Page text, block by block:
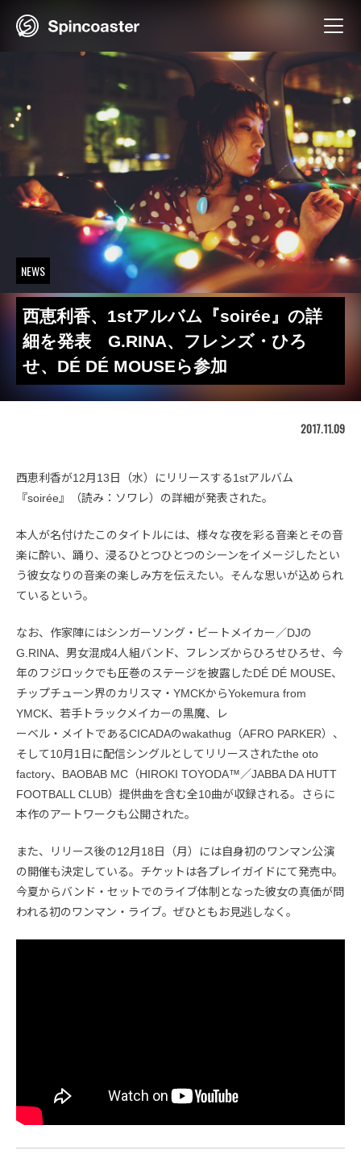
NEWS
西恵利香、1stアルバム『soirée』の詳
細を発表 G.RINA、フレンズ・ひろ
せ、DÉ DÉ MOUSEら参加
2017.11.09
西恵利香が12月13日（水）にリリースする1stアルバム
『soirée』（読み：ソワレ）の詳細が発表された。
本人が名付けたこのタイトルには、様々な夜を彩る音楽とその音
楽に酔い、踊り、浸るひとつひとつのシーンをイメージしたとい
う彼女なりの音楽の楽しみ方を伝えたい。そんな思いが込められ
ているという。
なお、作家陣にはシンガーソング・ビートメイカー／DJの
G.RINA、男女混成4人組バンド、フレンズからひろせひろせ、今
年のフジロックでも圧巻のステージを披露したDÉ DÉ MOUSE、
チップチューン界のカリスマ・YMCKからYokemura from
YMCK、若手トラックメイカーの黒魔、レ
ーベル・メイトであるCICADAのwakathug（AFRO PARKER）、
そして10月1日に配信シングルとしてリリースされたthe oto
factory、BAOBAB MC（HIROKI TOYODA™／JABBA DA HUTT
FOOTBALL CLUB）提供曲を含む全10曲が収録される。さらに
本作のアートワークも公開された。
また、リリース後の12月18日（月）には自身初のワンマン公演
の開催も決定している。チケットは各プレイガイドにて発売中。
今夏からバンド・セットでのライブ体制となった彼女の真価が問
われる初のワンマン・ライブ。ぜひともお見逃しなく。